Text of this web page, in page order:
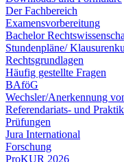
Der Fachbereich
Examensvorbereitung
Bachelor
Stundenpläne/
Rechtsgrundlagen
Häufig gestellte Fragen
BAföG
Wechsler/Anerkennung
Referendariats- und
Prüfungen
Jura International
Forschung
ProKUR 2026